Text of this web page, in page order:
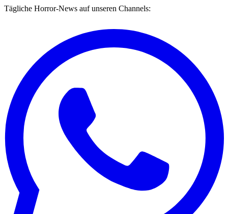
Tägliche Horror-News auf unseren Channels: